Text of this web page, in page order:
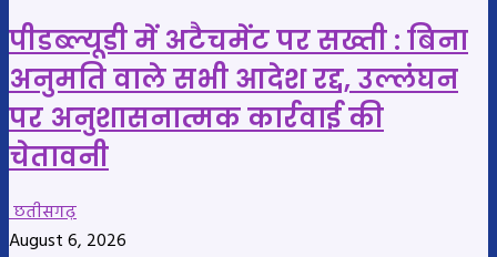
पीडब्ल्यूडी में अटैचमेंट पर सख्ती : बिना
अनुमति वाले सभी आदेश रद्द, उल्लंघन
पर अनुशासनात्मक कार्रवाई की
चेतावनी
छतीसगढ़
August 6, 2026